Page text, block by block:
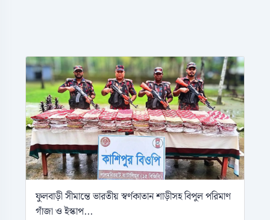
ফুলবাড়ী সীমান্তে ভারতীয় স্বর্ণকাতান শাড়ীসহ বিপুল পরিমাণ
গাঁজা ও ইস্কাপ...